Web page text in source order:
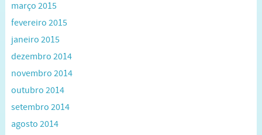
março 2015
fevereiro 2015
janeiro 2015
dezembro 2014
novembro 2014
outubro 2014
setembro 2014
agosto 2014